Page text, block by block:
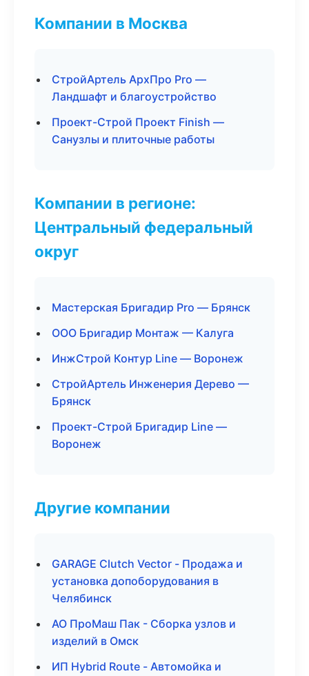
Компании в Москва
СтройАртель АрхПро Pro —
Ландшафт и благоустройство
Проект-Строй Проект Finish —
Санузлы и плиточные работы
Компании в регионе:
Центральный федеральный
округ
Мастерская Бригадир Pro — Брянск
ООО Бригадир Монтаж — Калуга
ИнжСтрой Контур Line — Воронеж
СтройАртель Инженерия Дерево —
Брянск
Проект-Строй Бригадир Line —
Воронеж
Другие компании
GARAGE Clutch Vector - Продажа и
установка допоборудования в
Челябинск
АО ПроМаш Пак - Сборка узлов и
изделий в Омск
ИП Hybrid Route - Автомойка и